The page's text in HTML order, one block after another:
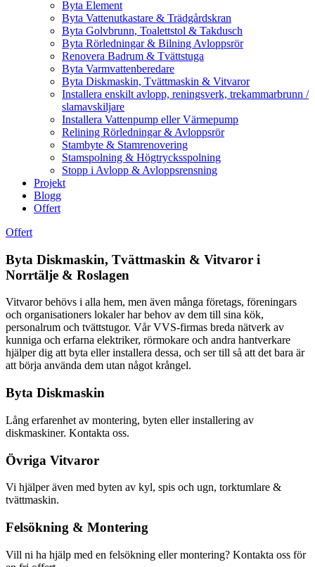
Byta Element
Byta Vattenutkastare & Trädgårdskran
Byta Golvbrunn, Toalettstol & Takdusch
Byta Rörledningar & Bilning Avloppsrör
Renovera Badrum & Tvättstuga
Byta Varmvattenberedare
Byta Diskmaskin, Tvättmaskin & Vitvaror
Installera enskilt avlopp, reningsverk, trekammarbrunn /
slamavskiljare
Installera Vattenpump eller Värmepump
Relining Rörledningar & Avloppsrör
Stambyte & Stamrenovering
Stamspolning & Högtrycksspolning
Stopp i Avlopp & Avloppsrensning
Projekt
Blogg
Offert
Offert
Byta Diskmaskin, Tvättmaskin & Vitvaror i
Norrtälje & Roslagen
Vitvaror behövs i alla hem, men även många företags, föreningars
och organisationers lokaler har behov av dem till sina kök,
personalrum och tvättstugor. Vår VVS-firmas breda nätverk av
kunniga och erfarna elektriker, rörmokare och andra hantverkare
hjälper dig att byta eller installera dessa, och ser till så att det bara är
att börja använda dem utan något krångel.
Byta Diskmaskin
Lång erfarenhet av montering, byten eller installering av
diskmaskiner. Kontakta oss.
Övriga Vitvaror
Vi hjälper även med byten av kyl, spis och ugn, torktumlare &
tvättmaskin.
Felsökning & Montering
Vill ni ha hjälp med en felsökning eller montering? Kontakta oss för